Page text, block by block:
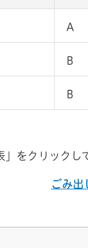
A
B
B
をクリックし
ごみ出